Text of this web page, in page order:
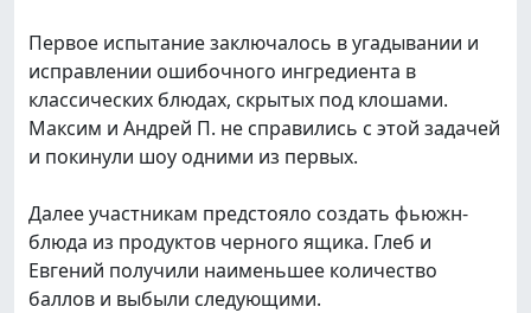
Первое испытание заключалось в угадывании и
исправлении ошибочного ингредиента в
классических блюдах, скрытых под клошами.
Максим и Андрей П. не справились с этой задачей
и покинули шоу одними из первых.
Далее участникам предстояло создать фьюжн-
блюда из продуктов черного ящика. Глеб и
Евгений получили наименьшее количество
баллов и выбыли следующими.